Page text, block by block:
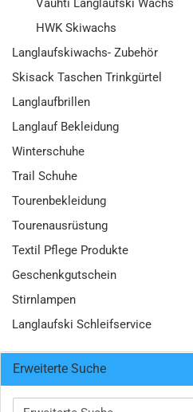
Vauhti Langlaufski Wachs
HWK Skiwachs
Langlaufskiwachs- Zubehör
Skisack Taschen Trinkgürtel
Langlaufbrillen
Langlauf Bekleidung
Winterschuhe
Trail Schuhe
Tourenbekleidung
Tourenausrüstung
Textil Pflege Produkte
Geschenkgutschein
Stirnlampen
Langlaufski Schleifservice
Erweiterte Suche
Erweiterte